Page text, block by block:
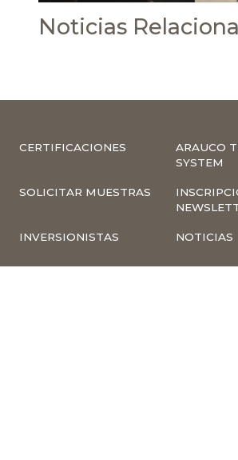
Noticias
CERTIFICACIONES
ARAUCO
SYSTEM
SOLICITAR MUESTRAS
INVERSIONISTAS NOTICIAS